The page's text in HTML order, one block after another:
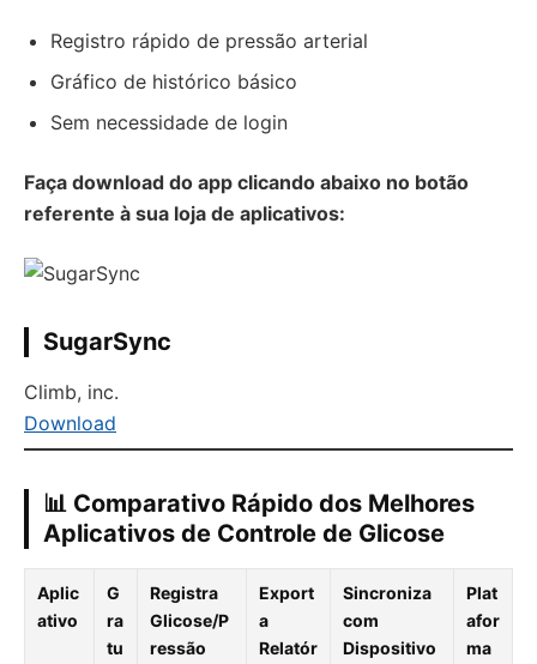
Registro rápido de pressão arterial
Gráfico de histórico básico
Sem necessidade de login
Faça download do app clicando abaixo no botão
referente à sua loja de aplicativos:
SugarSync
Climb, inc.
Download
📊 Comparativo Rápido dos Melhores
Aplicativos de Controle de Glicose
Aplic
ativo
G
ra
tu
Registra
Glicose/P
ressão
Export
a
Relatór
Sincroniza
com
Dispositivo
Plat
afor
ma